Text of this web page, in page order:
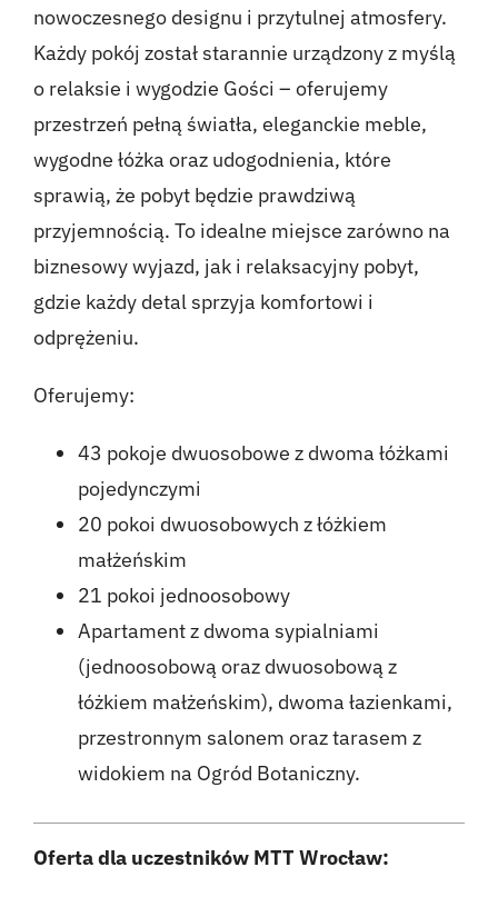
nowoczesnego designu i przytulnej atmosfery.
Każdy pokój został starannie urządzony z myślą
o relaksie i wygodzie Gości – oferujemy
przestrzeń pełną światła, eleganckie meble,
wygodne łóżka oraz udogodnienia, które
sprawią, że pobyt będzie prawdziwą
przyjemnością. To idealne miejsce zarówno na
biznesowy wyjazd, jak i relaksacyjny pobyt,
gdzie każdy detal sprzyja komfortowi i
odprężeniu.
Oferujemy:
43 pokoje dwuosobowe z dwoma łóżkami
pojedynczymi
20 pokoi dwuosobowych z łóżkiem
małżeńskim
21 pokoi jednoosobowy
Apartament z dwoma sypialniami
(jednoosobową oraz dwuosobową z
łóżkiem małżeńskim), dwoma łazienkami,
przestronnym salonem oraz tarasem z
widokiem na Ogród Botaniczny.
Oferta dla uczestników MTT Wrocław: